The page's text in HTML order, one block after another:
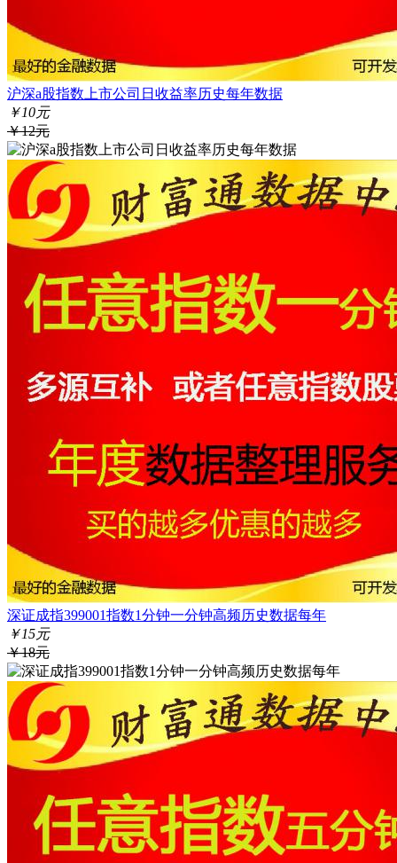
沪深a股指数上市公司日收益率历史每年数据
￥10元
￥12元
深证成指399001指数1分钟一分钟高频历史数据每年
￥15元
￥18元